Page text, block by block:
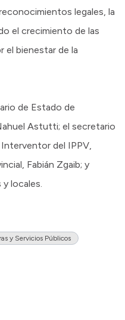
legales, la
el crecimiento de las
el bienestar de la
de Estado de
Astutti; el secretario
del IPPV,
Fabián Zgaib; y
locales.
y Servicios Públicos